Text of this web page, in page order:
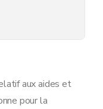
aux aides et
pour la